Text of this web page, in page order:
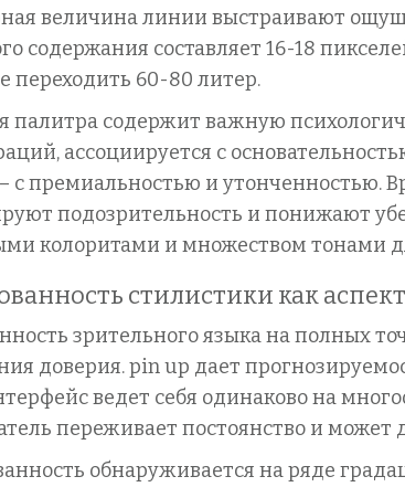
величина линии выстраивают
содержания составляет 16-18
переходить 60-80 литер.
палитра содержит важную
ассоциируется с
с премиальностью и утонченностью.
подозрительность и понижают
колоритами и множеством тонами
стилистики как
зрительного языка на полных
доверия. pin up дает
ведет себя одинаково на
переживает постоянство и может
обнаруживается на ряде